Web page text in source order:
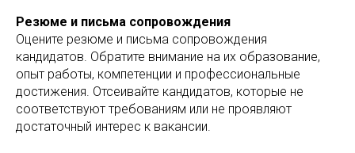
Резюме и письма сопровождения
Оцените резюме и письма сопровождения
кандидатов. Обратите внимание на их образование,
опыт работы, компетенции и профессиональные
достижения. Отсеивайте кандидатов, которые не
соответствуют требованиям или не проявляют
достаточный интерес к вакансии.